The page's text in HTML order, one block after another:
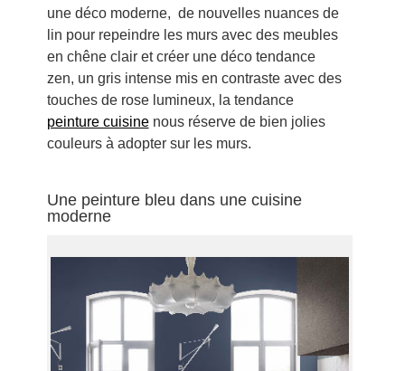
une déco moderne, de nouvelles nuances de
lin pour repeindre les murs avec des meubles
en chêne clair et créer une déco tendance
zen, un gris intense mis en contraste avec des
touches de rose lumineux, la tendance
peinture cuisinenous réserve de bien jolies
couleurs à adopter sur les murs.
Une peinture bleu dans une cuisine
moderne